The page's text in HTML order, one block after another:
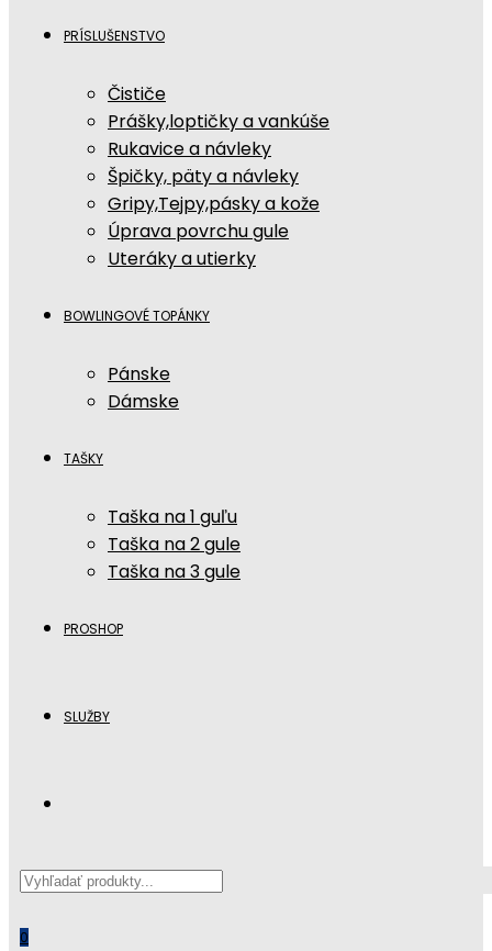
PRÍSLUŠENSTVO
Čističe
Prášky,loptičky a vankúše
Rukavice a návleky
Špičky, päty a návleky
Gripy,Tejpy,pásky a kože
Úprava povrchu gule
Uteráky a utierky
BOWLINGOVÉ TOPÁNKY
Pánske
Dámske
TAŠKY
Taška na 1 guľu
Taška na 2 gule
Taška na 3 gule
PROSHOP
SLUŽBY
0